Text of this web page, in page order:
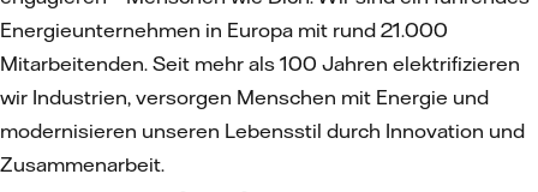
Energieunternehmen in Europa mit rund 21.000
Mitarbeitenden. Seit mehr als 100 Jahren elektrifizieren
wir Industrien, versorgen Menschen mit Energie und
modernisieren unseren Lebensstil durch Innovation und
Zusammenarbeit.